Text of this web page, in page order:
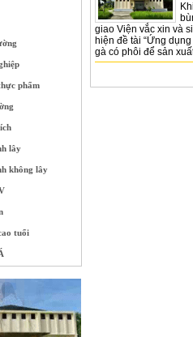
phẩm
lây
không lây
tuổi
giao Viện vắc xin và
hiện đề tài “Ứng
gà có phôi để sản